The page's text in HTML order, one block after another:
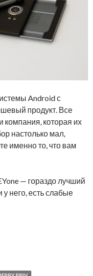
Android с
продукт. Все
компания, которая их
настолько мал,
именно то, что вам
— гораздо лучший
него, есть слабые
KEYone или